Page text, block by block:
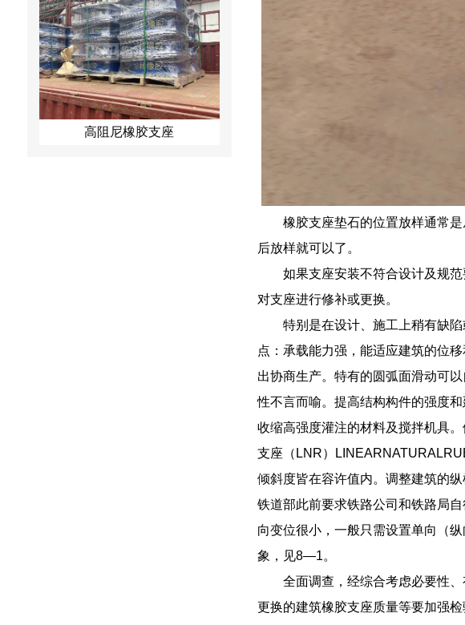
高阻尼橡胶支座
橡胶支座垫石的位置放样通常
后放样就可以了。
如果支座安装不符合设计及规
对支座进行修补或更换。
特别是在设计、施工上稍有缺
点：承载能力强，能适应建筑的位
出协商生产。特有的圆弧面滑动可
性不言而喻。提高结构构件的强度
收缩高强度灌注的材料及搅拌机具
支座（LNR）
倾斜度皆在容许值内。调整建筑的
铁道部此前要求铁路公司和铁路局
向变位很小，一般只需设置单向（
象，见8—1。
全面调查，经综合考虑必要性
更换的建筑橡胶支座质量等要加强